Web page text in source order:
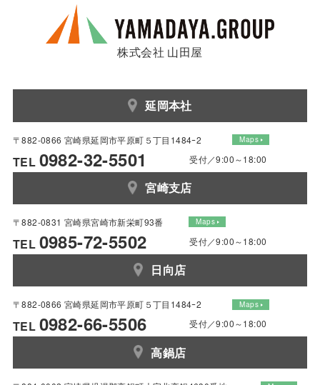
株式会社 山田屋
延岡本社
〒882-0866 宮崎県延岡市平原町５丁目1484ｰ2 Maps
TEL 0982-32-5501 受付／9:00～18:00
宮崎支店
〒882-0831 宮崎県宮崎市新栄町93番 Maps
TEL 0985-72-5502 受付／9:00～18:00
日向店
〒882-0866 宮崎県延岡市平原町５丁目1484ｰ2 Maps
TEL 0982-66-5506 受付／9:00～18:00
高鍋店